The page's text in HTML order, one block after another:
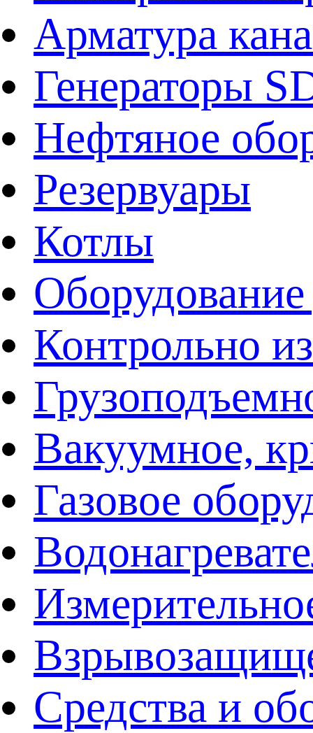
Арматура
Генераторы
Нефтяное
Резервуары
Котлы
Контрольно
Вакуумное,
Газовое
Средства и